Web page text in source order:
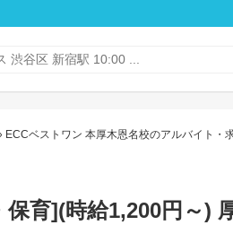
ECCベストワン 本厚木恩名校のアルバイト・
育](時給1,200円～)